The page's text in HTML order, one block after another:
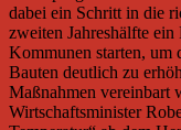
dabei ein Schritt in die
zweiten Jahreshälfte
Kommunen starten, um
Bauten deutlich zu
Maßnahmen vereinbart
Wirtschaftsminister